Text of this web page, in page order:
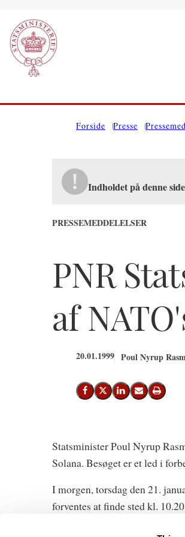
Forside Presse
Indholdet på denne
PRESSEMEDDELELSER
PNR
af
20.01.1999 Poul Nyrup
Del på Facebook
Del på X (Twitter)
Del på LinkedIn
Send email
Print
Statsminister Poul Nyrup
Solana. Besøget er et led i
I morgen, torsdag den 21.
forventes at finde sted kl.